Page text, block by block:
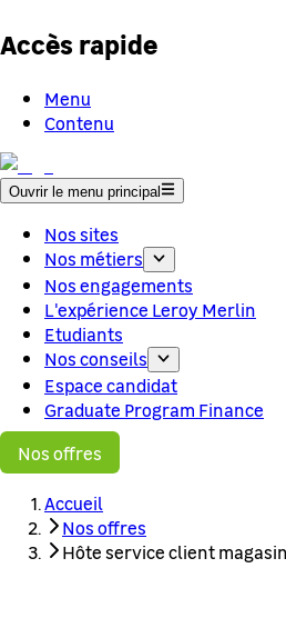
Accès rapide
Menu
Contenu
Ouvrir le menu principal
Nos sites
Nos métiers
Nos engagements
L'expérience Leroy Merlin
Etudiants
Nos conseils
Espace candidat
Graduate Program Finance
Nos offres
Accueil
Nos offres
Hôte service client